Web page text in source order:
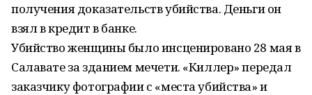
получения доказательств убийства. Деньги он
взял в кредит в банке.
Убийство женщины было инсценировано 28 мая в
Салавате за зданием мечети. «Киллер» передал
заказчику фотографии с «места убийства» и